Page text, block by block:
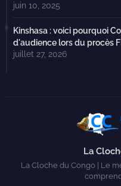
juin 10, 2025
Kinshasa : voici pourquoi
d'audience lors du procès
juillet 27, 2026
La
La Cloche du Congo | Le